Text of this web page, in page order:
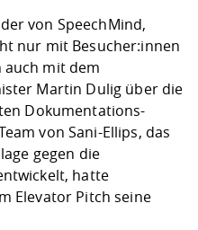
von SpeechMind,
nur mit Besucher:innen
mit dem
Martin Dulig über die
Dokumentations-
von Sani-Ellips, das
gegen die
hatte
Elevator Pitch seine